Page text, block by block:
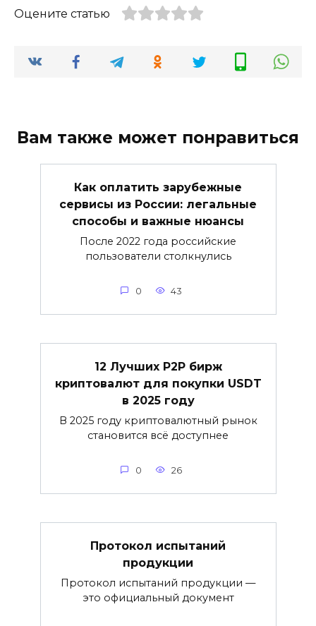
Оцените статью
Вам также может понравиться
Как оплатить зарубежные
сервисы из России: легальные
способы и важные нюансы
После 2022 года российские
пользователи столкнулись
0 43
12 Лучших P2P бирж
криптовалют для покупки USDT
в 2025 году
В 2025 году криптовалютный рынок
становится всё доступнее
0 26
Протокол испытаний
продукции
Протокол испытаний продукции —
это официальный документ